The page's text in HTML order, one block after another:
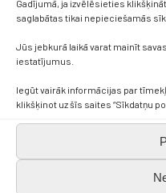
Gadījumā, ja izvēlēsieties
saglabātas tikai nepieciešamās
Jūs jebkurā laikā varat mainīt
iestatījumus.
Iegūt vairāk informācijas par
klikšķinot uz šīs saites “Sīkdatņu